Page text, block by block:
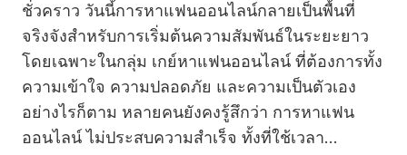
ชั่วคราว วันนี้การหาแฟนออนไลน์กลายเป็นพื้นที่
จริงจังสำหรับการเริ่มต้นความสัมพันธ์ในระยะยาว
โดยเฉพาะในกลุ่ม เกย์หาแฟนออนไลน์ ที่ต้องการทั้ง
ความเข้าใจ ความปลอดภัย และความเป็นตัวเอง
อย่างไรก็ตาม หลายคนยังคงรู้สึกว่า การหาแฟน
ออนไลน์ ไม่ประสบความสำเร็จ ทั้งที่ใช้เวลา…